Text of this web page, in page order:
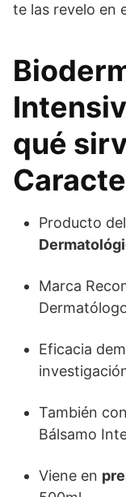
te las revelo en
qué
Producto
Marca
Eficacia
También
Bálsamo
Viene en